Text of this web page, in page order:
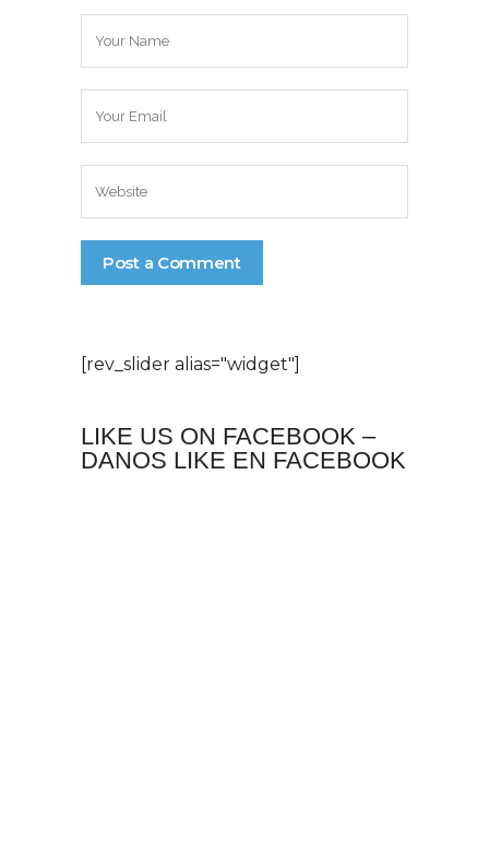
[rev_slider alias="widget"]
LIKE US ON FACEBOOK –
DANOS LIKE EN FACEBOOK